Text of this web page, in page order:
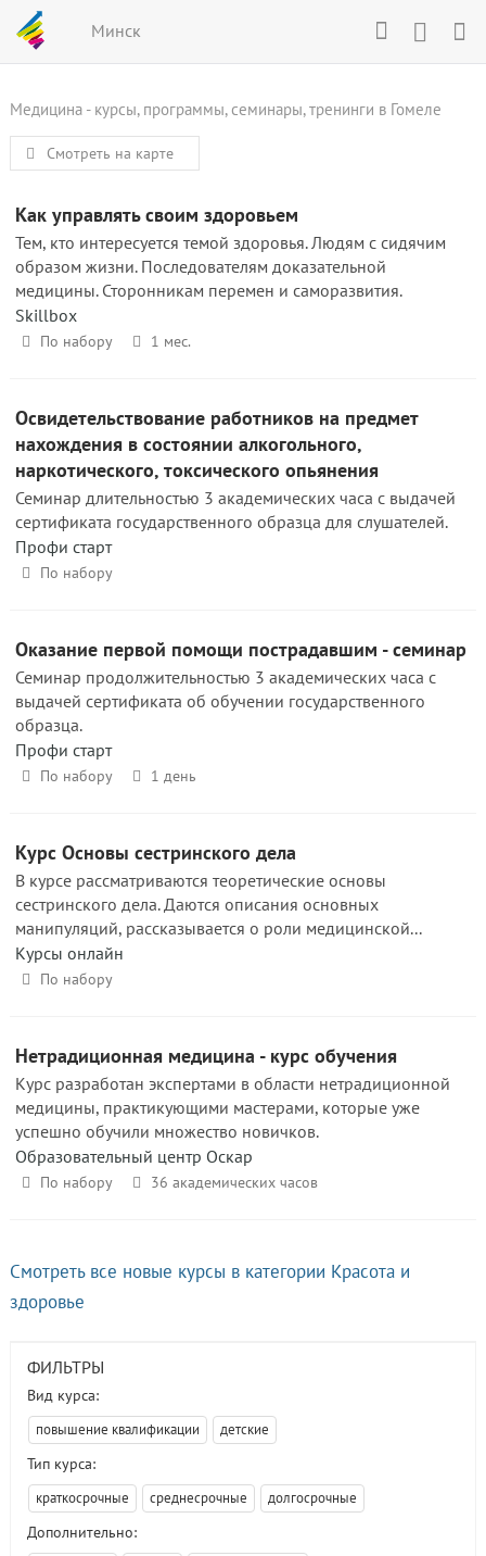
Минск
Медицина - курсы, программы, семинары, тренинги в Гомеле
Смотреть на карте
Как управлять своим здоровьем
Тем, кто интересуется темой здоровья. Людям с сидячим
образом жизни. Последователям доказательной
медицины. Сторонникам перемен и саморазвития.
Skillbox
По набору 1 мес.
Освидетельствование работников на предмет
нахождения в состоянии алкогольного,
наркотического, токсического опьянения
Семинар длительностью 3 академических часа с выдачей
сертификата государственного образца для слушателей.
Профи старт
По набору
Оказание первой помощи пострадавшим - семинар
Семинар продолжительностью 3 академических часа с
выдачей сертификата об обучении государственного
образца.
Профи старт
По набору 1 день
Курс Основы сестринского дела
В курсе рассматриваются теоретические основы
сестринского дела. Даются описания ос­новных
манипуляций, рассказывается о роли медицинской...
Курсы онлайн
По набору
Нетрадиционная медицина - курс обучения
Курс разработан экспертами в области нетрадиционной
медицины, практикующими мастерами, которые уже
успешно обучили множество новичков.
Образовательный центр Оскар
По набору 36 академических часов
Смотреть все новые курсы в категории Красота и
здоровье
ФИЛЬТРЫ
Вид курса:
повышение квалификации детские
Тип курса:
краткосрочные среднесрочные долгосрочные
Дополнительно: